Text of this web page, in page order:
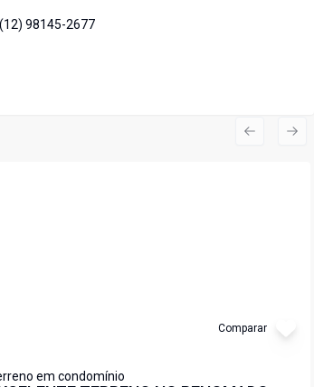
98145-2677
Comparar
em condomínio
Previous